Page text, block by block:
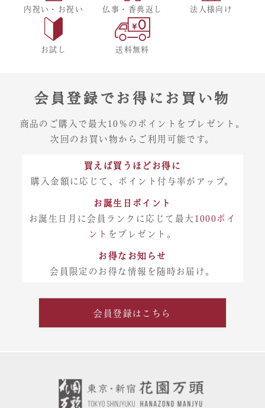
内祝い・お祝い 仏事・香典返し 法人様向け
お試し 送料無料
会員登録でお得にお買い物
商品のご購入で最大10％のポイントをプレゼント。
次回のお買い物からご利用可能です。
買えば買うほどお得に
購入金額に応じて、ポイント付与率がアップ。
お誕生日ポイント
お誕生日月に会員ランクに応じて最大 1000ポイ
ント をプレゼント。
お得なお知らせ
会員限定のお得な情報を随時お届け。
会員登録はこちら